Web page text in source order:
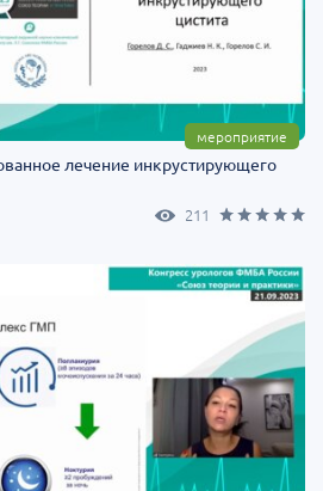
мероприятие
лечение инкрустирующего
211